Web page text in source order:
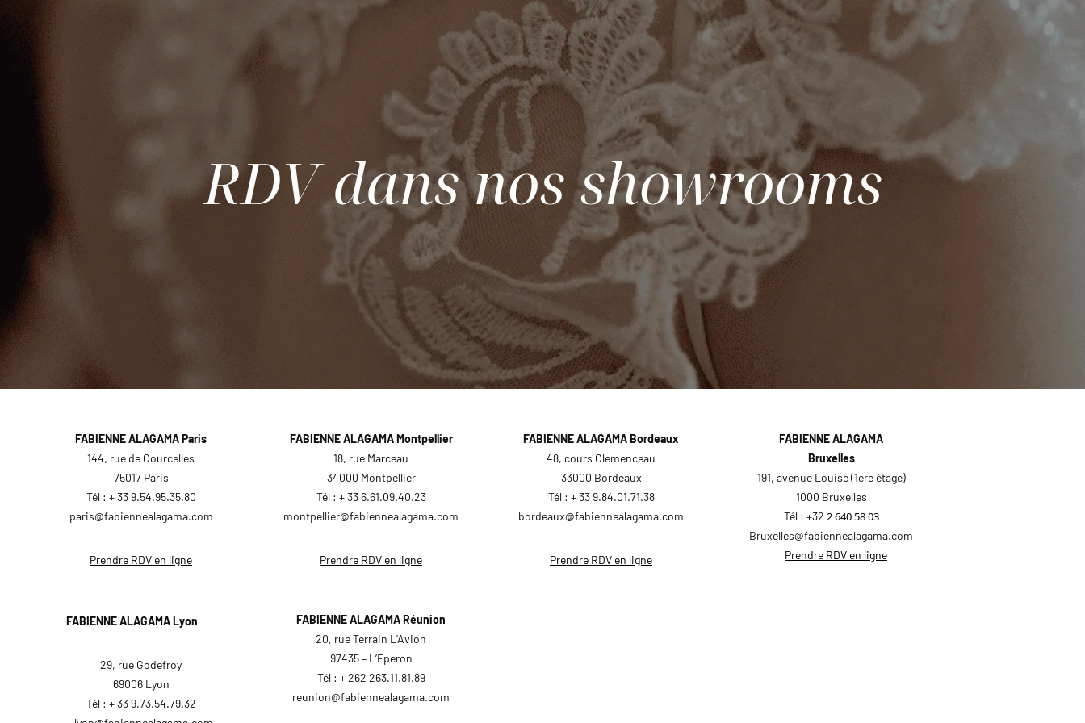
RDV dans nos showrooms
FABIENNE ALAGAMA Paris
144, rue de Courcelles
75017 Paris
Tél : + 33 9.54.95.35.80
paris@fabiennealagama.com
Prendre RDV en ligne
FABIENNE ALAGAMA Montpellier
18, rue Marceau
34000 Montpellier
Tél : + 33 6.61.09.40.23
montpellier@fabiennealagama.com
Prendre RDV en ligne
FABIENNE ALAGAMA Bordeaux
48, cours Clemenceau
33000 Bordeaux
Tél : + 33 9.84.01.71.38
bordeaux@fabiennealagama.com
Prendre RDV en ligne
FABIENNE ALAGAMA
Bruxelles
191, avenue Louise (1ère étage)
1000 Bruxelles
Tél : +32 2 640 58 03
Bruxelles@fabiennealagama.com
Prendre RDV en ligne
FABIENNE ALAGAMALyon
29, rue Godefroy
69006 Lyon
Tél : + 33 9.73.54.79.32
FABIENNE ALAGAMA Réunion
20, rue Terrain L’Avion
97435 – L’Eperon
Tél : + 262 263.11.81.89
reunion@fabiennealagama.com